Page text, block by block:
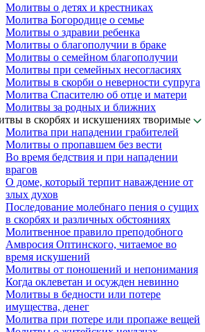
Молитвы о детях и крестниках
Молитва Богородице о семье
Молитвы о здравии ребенка
Молитвы о благополучии в браке
Молитвы о семейном благополучии
Молитвы при семейных несогласиях
Молитвы в скорби о неверности супруга
Молитва Спасителю об отце и матери
Молитвы за родных и ближних
в скорбях и искушениях творимые
Молитва при нападении грабителей
Молитвы о пропавшем без вести
Во время бедствия и при нападении
врагов
О доме, который терпит наваждение от
злых духов
Последование молебнаго пения о сущих
в скорбях и различных обстояниях
Молитвенное правило преподобного
Амвросия Оптинского, читаемое во
время искушений
Молитвы от поношений и непонимания
Когда оклеветан и осужден невинно
Молитвы в бедности или потере
имущества, денег
Молитва при потере или пропаже вещей